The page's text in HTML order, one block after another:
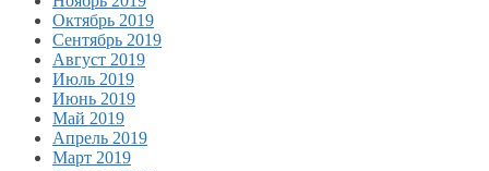
Октябрь 2019
Сентябрь 2019
Август 2019
Июль 2019
Июнь 2019
Май 2019
Апрель 2019
Март 2019